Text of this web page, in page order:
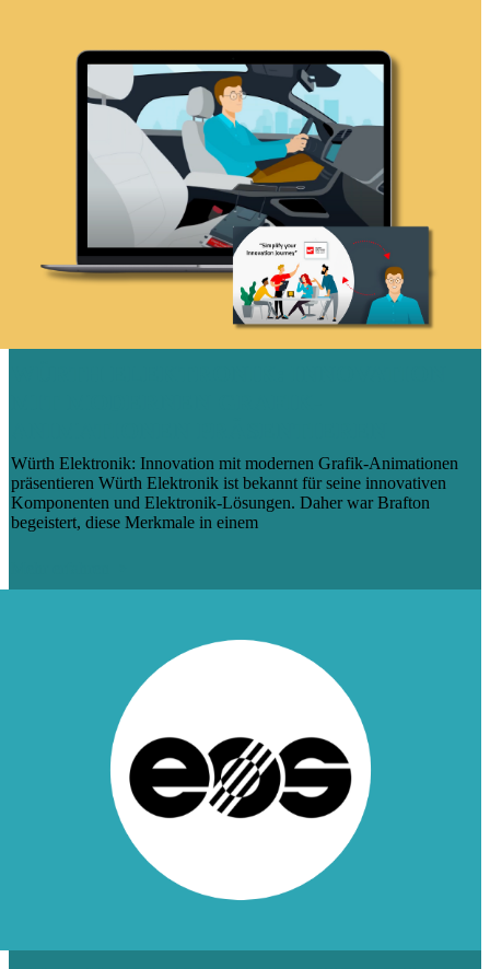
Würth Elektronik: Innovation mit modernen Grafik-Animationen
präsentieren Würth Elektronik ist bekannt für seine innovativen
Komponenten und Elektronik-Lösungen. Daher war Brafton
begeistert, diese Merkmale in einem